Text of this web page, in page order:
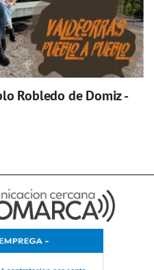
Robledo de Domiz -